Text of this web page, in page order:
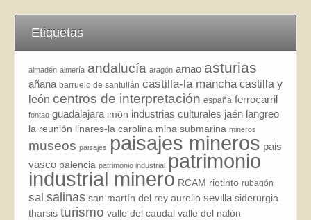
Etiquetas
almadén almería andalucía aragón arnao asturias
añana barruelo de santullán castilla-la mancha castilla y
león centros de interpretación españa ferrocarril
fontao guadalajara imón industrias culturales jaén langreo
la reunión linares-la carolina mina submarina mineros
museos paisajes paisajes mineros pais
vasco palencia patrimonio industrial patrimonio
industrial minero RCAM riotinto rubagón
sal salinas san martín del rey aurelio sevilla siderurgia
tharsis turismo valle del caudal valle del nalón